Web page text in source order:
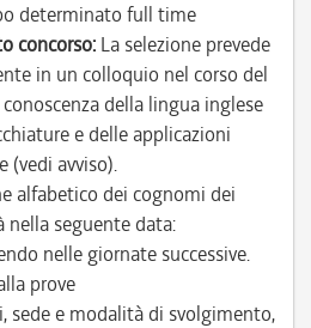
determinato full time
concorso: La selezione prevede
in un colloquio nel corso del
della lingua inglese
e delle applicazioni
(vedi avviso).
alfabetico dei cognomi dei
nella seguente data:
nelle giornate successive.
prove
sede e modalità di svolgimento,